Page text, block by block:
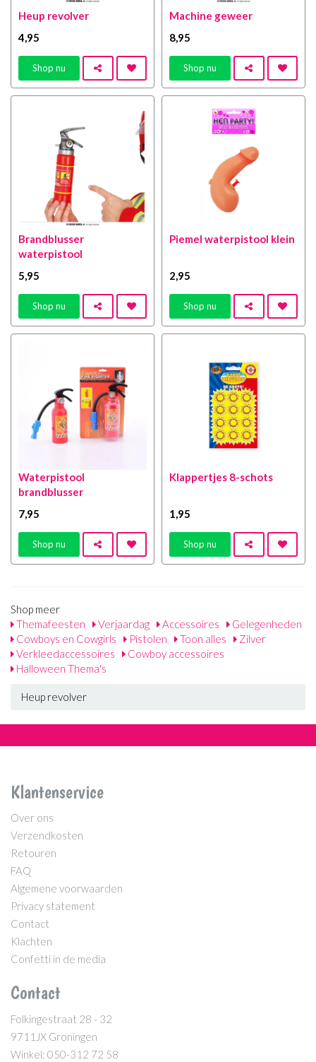
Heup revolver
4,95
Shop nu
Machine geweer
8,95
Shop nu
Brandblusser
waterpistool
5,95
Shop nu
Piemel waterpistool klein
2,95
Shop nu
Waterpistool
brandblusser
7,95
Shop nu
Klappertjes 8-schots
1,95
Shop nu
Shop meer
Themafeesten
Verjaardag Accessoires
Gelegenheden
Cowboys en Cowgirls
Pistolen Toon alles
Zilver
Verkleedaccessoires
Cowboy accessoires
Halloween Thema's
Heup revolver
Klantenservice
Over ons
Verzendkosten
Retouren
FAQ
Algemene voorwaarden
Privacy statement
Contact
Klachten
Confetti in de media
Contact
Folkingestraat 28 - 32
9711JX Groningen
Winkel: 050-312 72 58